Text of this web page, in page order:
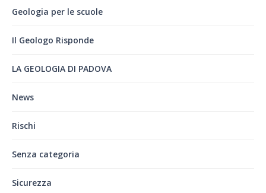
Geologia per le scuole
Il Geologo Risponde
LA GEOLOGIA DI PADOVA
News
Rischi
Senza categoria
Sicurezza